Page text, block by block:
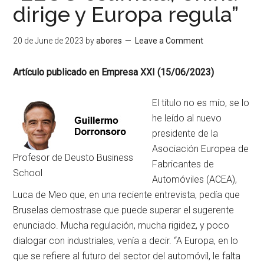
dirige y Europa regula”
20 de June de 2023 byabores Leave a Comment
Artículo publicado en Empresa XXI (15/06/2023)
Profesor de Deusto Business
School
El título no es mío, se lo
he leído al nuevo
presidente de la
Asociación Europea de
Fabricantes de
Automóviles (ACEA),
Luca de Meo que, en una reciente entrevista, pedía que
Bruselas demostrase que puede superar el sugerente
enunciado. Mucha regulación, mucha rigidez, y poco
dialogar con industriales, venía a decir. “A Europa, en lo
que se refiere al futuro del sector del automóvil, le falta